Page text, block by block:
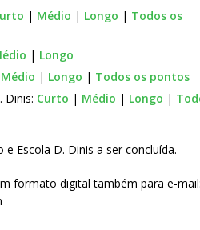
| Médio | Longo | Todos os
| Longo
Médio | Longo | Todos os pontos
Dinis: Curto | Médio | Longo |
Escola D. Dinis a ser concluída.
formato digital também para e-